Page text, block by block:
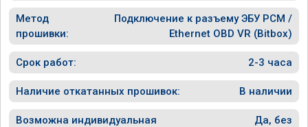
Метод
прошивки:
Подключение к разъему ЭБУ PCM /
Ethernet OBD VR (Bitbox)
Срок работ: 2-3 часа
Наличие откатанных прошивок: В наличии
Возможна индивидуальная
Да, без